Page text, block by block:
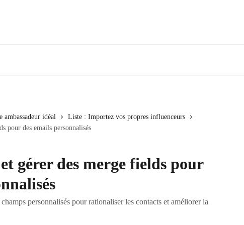
ambassadeur idéal
Liste : Importez vos propres influenceurs
pour des emails personnalisés
gérer des merge fields pour
personnalisés pour rationaliser les contacts et améliorer la